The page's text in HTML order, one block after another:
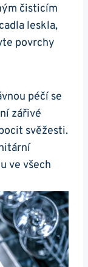
čisticím
leskla,
povrchy
péčí se
zářivé
svěžesti.
ve všech